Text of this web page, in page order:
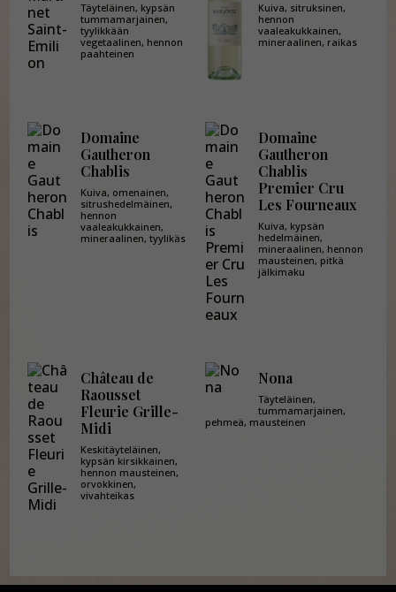
Täyteläinen, kypsän
tummamarjainen,
tyylikkään
vegetaalinen, hennon
paahteinen
Kuiva, sitruksinen,
hennon
vaaleakukkainen,
mineraalinen, raikas
Domaine
Gautheron
Chablis
Kuiva, omenainen,
sitrushedelmäinen,
hennon
vaaleakukkainen,
mineraalinen, tyylikäs
Domaine
Gautheron
Chablis
Premier Cru
Les Fourneaux
Kuiva, kypsän
hedelmäinen,
mineraalinen, hennon
mausteinen, pitkä
jälkimaku
Château de
Raousset
Fleurie Grille-
Midi
Keskitäyteläinen,
kypsän kirsikkainen,
hennon mausteinen,
orvokkinen,
vivahteikas
Nona
Täyteläinen,
tummamarjainen,
pehmeä, mausteinen